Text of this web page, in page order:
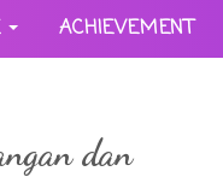
ACHIEVEMENT
dan